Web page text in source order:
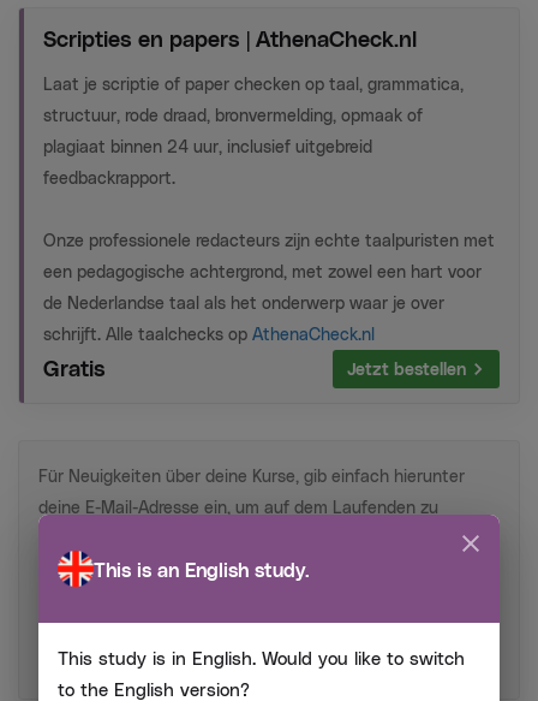
Scripties en papers | AthenaCheck.nl
Laat je scriptie of paper checken op taal, grammatica,
structuur, rode draad, bronvermelding, opmaak of
plagiaat binnen 24 uur, inclusief uitgebreid
feedbackrapport.
Onze professionele redacteurs zijn echte taalpuristen met
een pedagogische achtergrond, met zowel een hart voor
de Nederlandse taal als het onderwerp waar je over
schrijft. Alle taalchecks op AthenaCheck.nl
Gratis Jetzt bestellen
Für Neuigkeiten über deine Kurse, gib einfach hierunter
deine E-Mail-Adresse ein, um auf dem Laufenden zu
Anmelden
This is an English study.
This study is in English. Would you like to switch
to the English version?